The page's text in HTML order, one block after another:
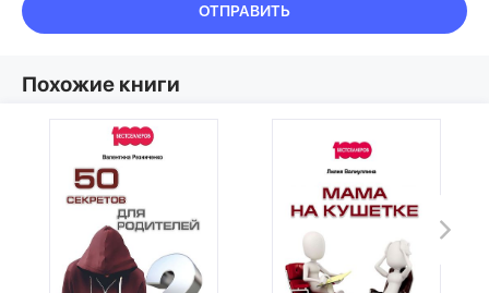
ОТПРАВИТЬ
Похожие книги